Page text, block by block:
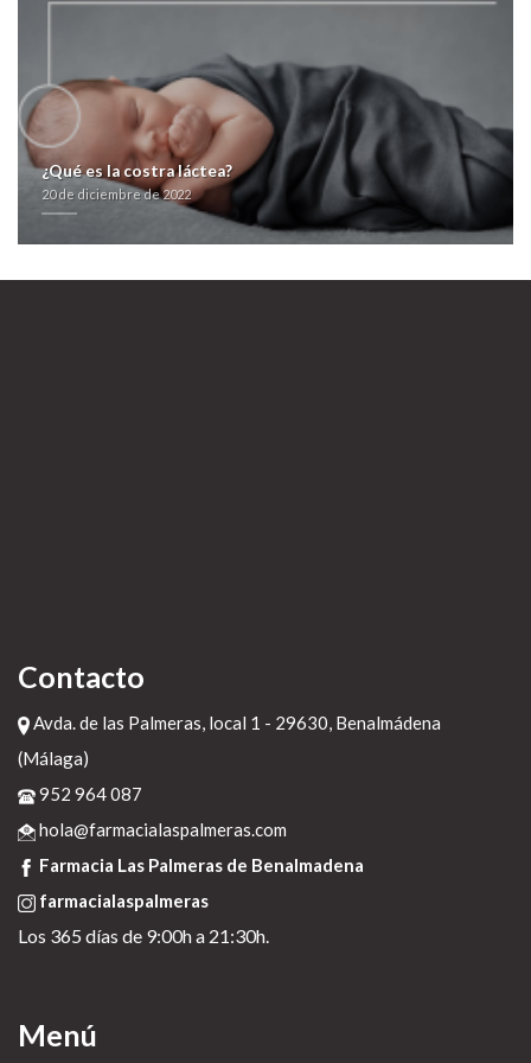
Tadalafil 100mg best price
http://www.hajiskylt.se/hajiskylt-vill-du-köpa-xenical-alli
20 de diciembre de 2022
¿Qué es la costra láctea?
20 de diciembre de 2022
Contacto
Avda. de las Palmeras, local 1 - 29630, Benalmádena
(Málaga)
952 964 087
hola@farmacialaspalmeras.com
Farmacia Las Palmeras de Benalmadena
farmacialaspalmeras
Los 365 días de 9:00h a 21:30h.
Menú